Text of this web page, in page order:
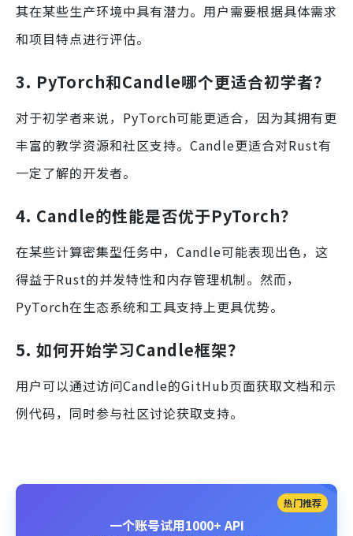
其在某些生产环境中具有潜力。用户需要根据具体需求
和项目特点进行评估。
3. PyTorch和Candle哪个更适合初学者？
对于初学者来说，PyTorch可能更适合，因为其拥有更
丰富的教学资源和社区支持。Candle更适合对Rust有
一定了解的开发者。
4. Candle的性能是否优于PyTorch？
在某些计算密集型任务中，Candle可能表现出色，这
得益于Rust的并发特性和内存管理机制。然而，
PyTorch在生态系统和工具支持上更具优势。
5. 如何开始学习Candle框架？
用户可以通过访问Candle的GitHub页面获取文档和示
例代码，同时参与社区讨论获取支持。
热门推荐
一个账号试用1000+ API